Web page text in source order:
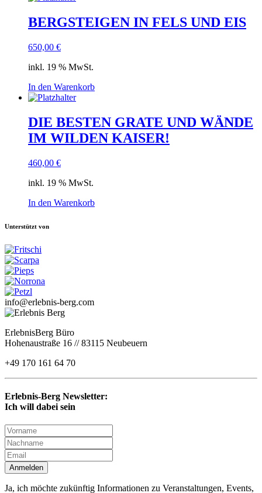
BERGSTEIGEN IN FELS UND EIS
650,00 €
inkl. 19 % MwSt.
In den Warenkorb
DIE BESTEN GRATE UND WÄNDE
IM WILDEN KAISER!
460,00 €
inkl. 19 % MwSt.
In den Warenkorb
Unterstützt von
info@erlebnis-berg.com
ErlebnisBerg Büro
Hohenaustraße 16 // 83115 Neubeuern
+49 170 161 64 70
Erlebnis-Berg Newsletter:
Ich will dabei sein
Anmelden
Ja, ich möchte zukünftig Informationen zu Veranstaltungen, Events,